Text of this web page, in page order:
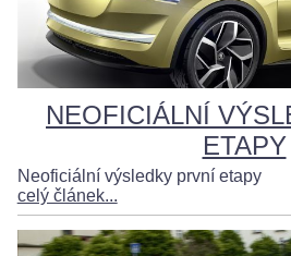
NEOFICIÁLNÍ
ETAPY
Neoficiální výsledky první etapy
celý článek...